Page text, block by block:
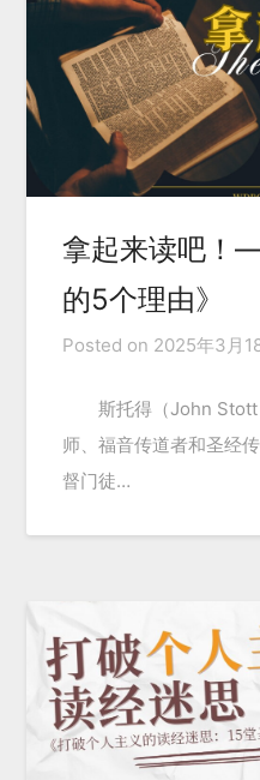
拿起来读吧！
的5个理由》
Posted on 2025年3月
斯托得（John
师、福音传道者和圣经
督门徒…